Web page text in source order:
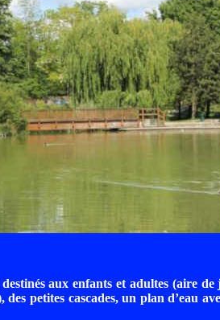
aux enfants et adultes (aire de
petites cascades, un plan d’eau